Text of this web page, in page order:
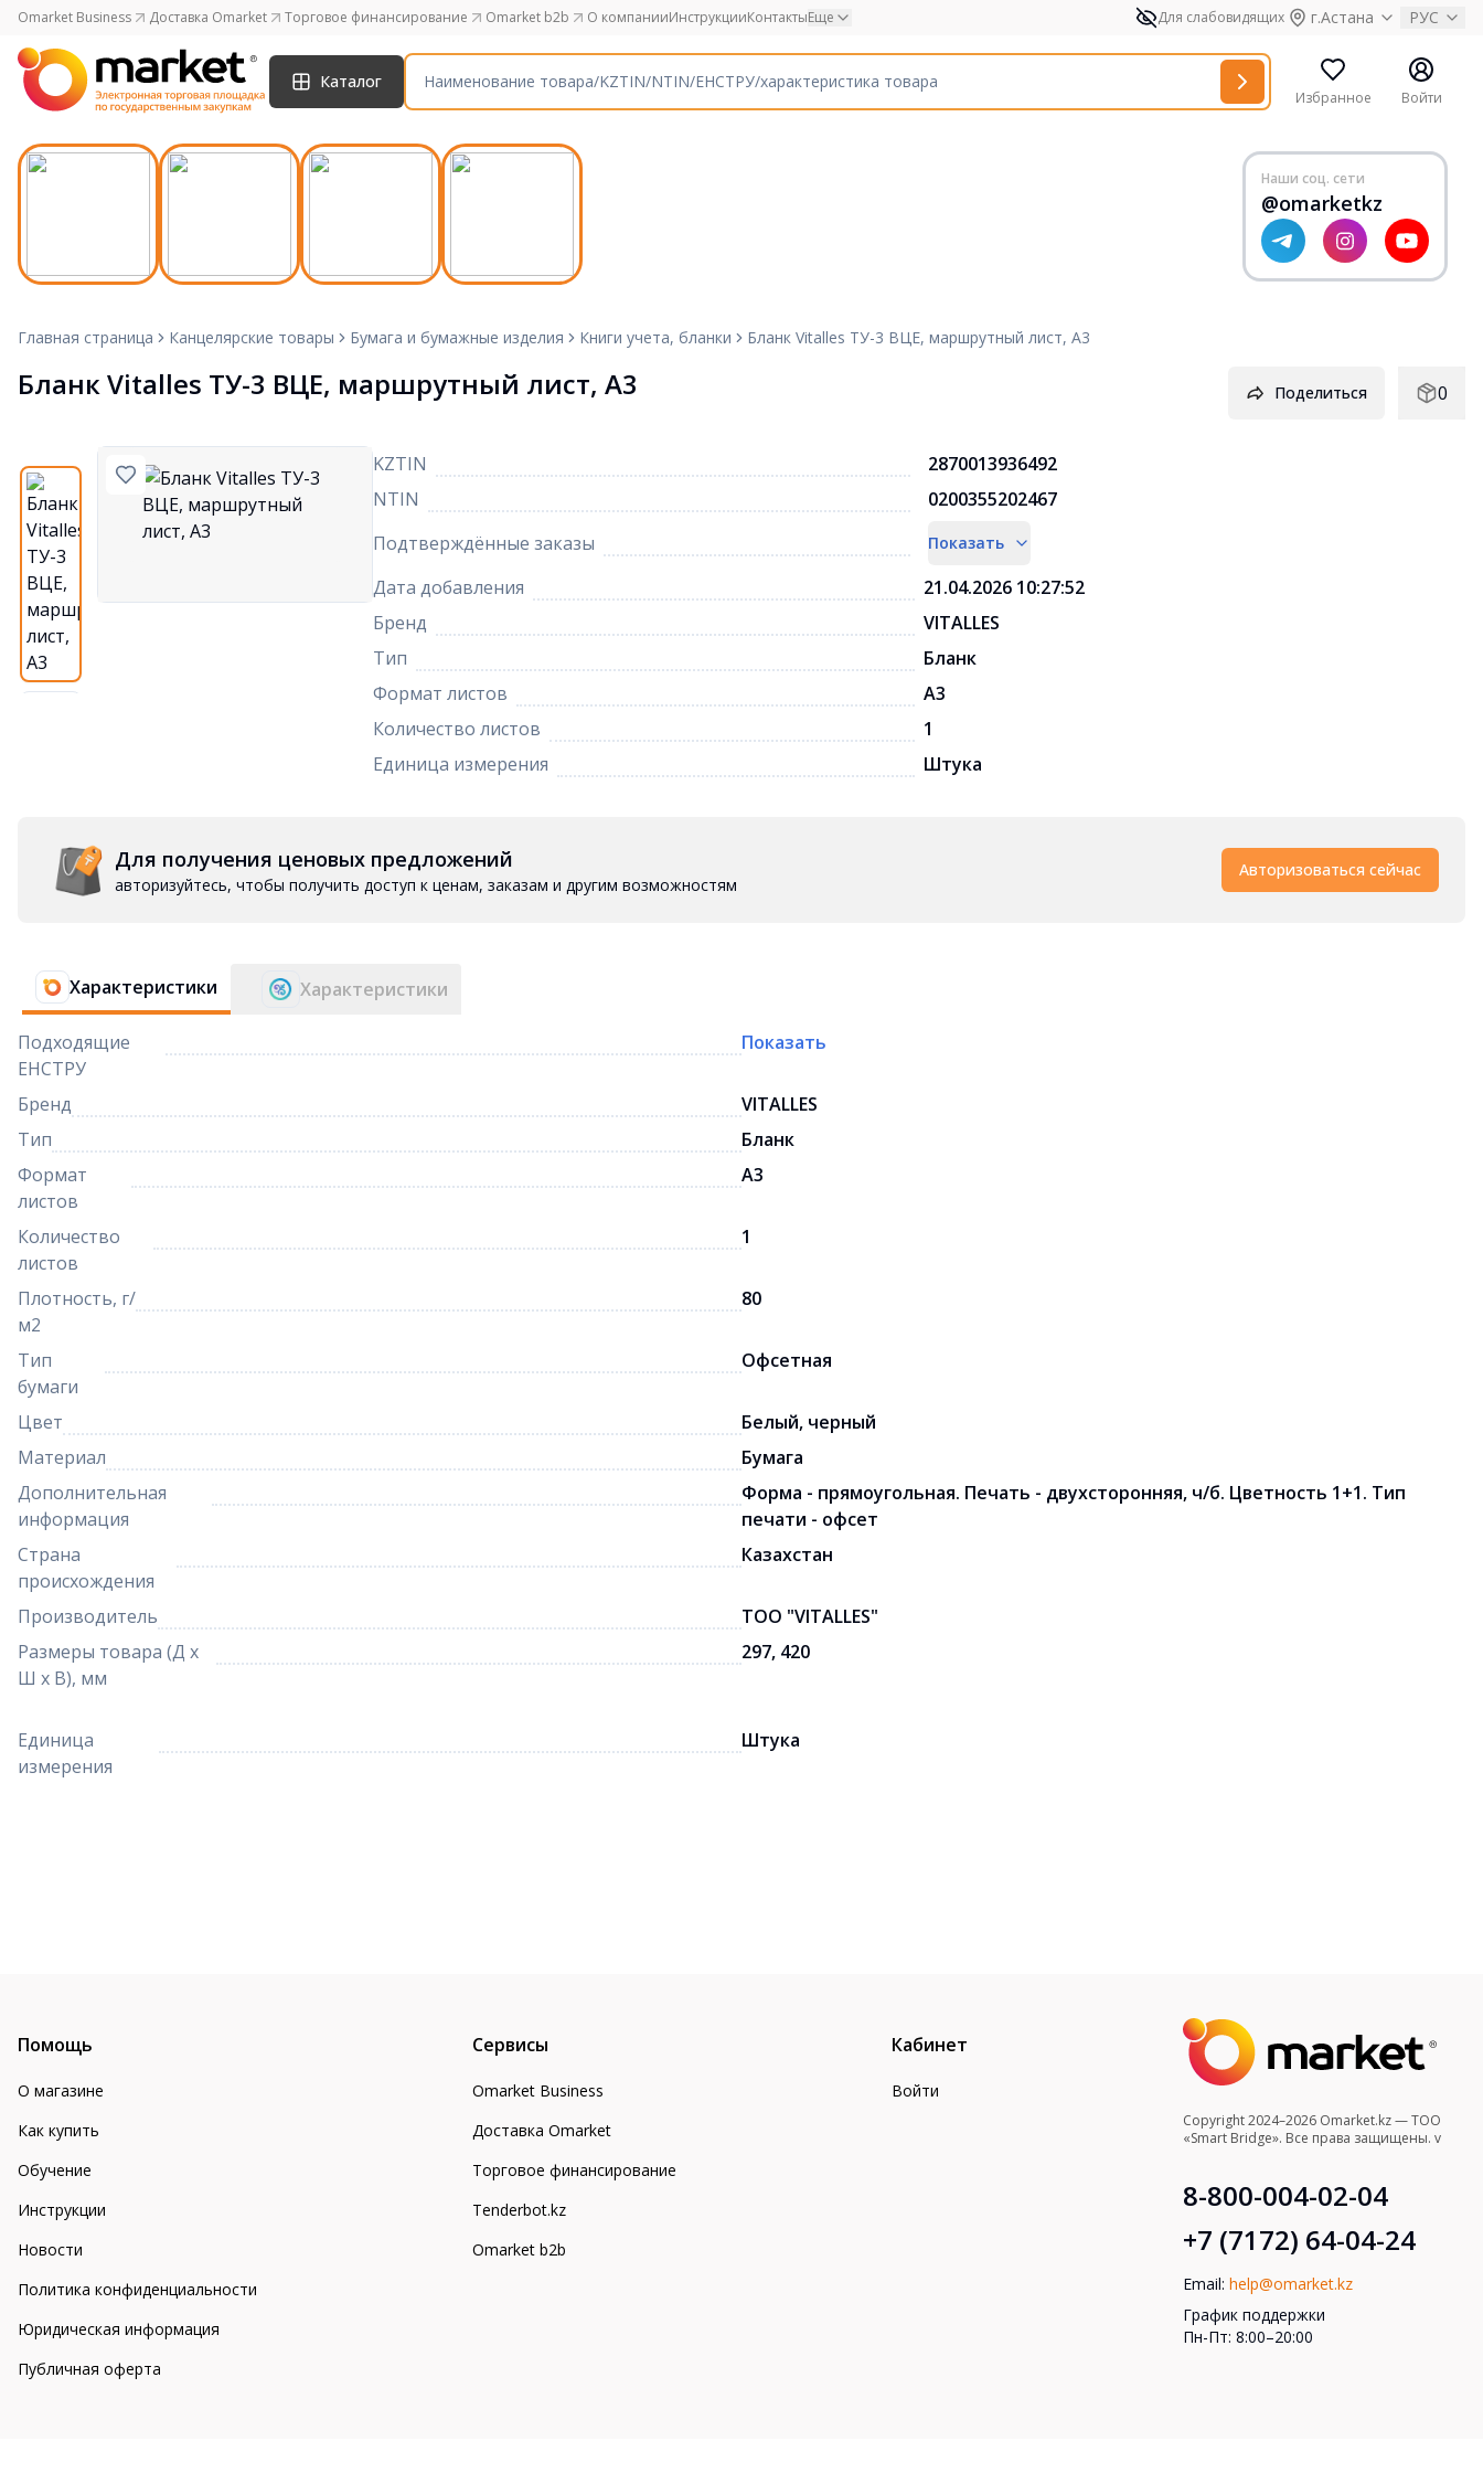
Omarket Business Доставка Omarket Торговое финансирование Omarket b2b О компанииИнструкцииКонтактыЕще Для слабовидящих г.Астана РУС
Каталог
Избранное Войти
Наши соц. сети
@omarketkz
Главная страница Канцелярские товары Бумага и бумажные изделия Книги учета, бланки Бланк Vitalles ТУ-3 ВЦЕ, маршрутный лист, А3
Бланк Vitalles ТУ-3 ВЦЕ, маршрутный лист, А3 Поделиться 0
KZTIN
2870013936492
NTIN
0200355202467
Подтверждённые заказы
Показать
Дата добавления
21.04.2026 10:27:52
Бренд
VITALLES
Тип
Бланк
Формат листов
A3
Количество листов
1
Единица измерения
Штука
Для получения ценовых предложений
авторизуйтесь, чтобы получить доступ к ценам, заказам и другим возможностям
Авторизоваться сейчас
Характеристики Характеристики
Подходящие
ЕНСТРУ
Показать
Бренд
VITALLES
Тип
Бланк
Формат
листов
A3
Количество
листов
1
Плотность, г/
м2
80
Тип
бумаги
Офсетная
Цвет
Белый, черный
Материал
Бумага
Дополнительная
информация
Форма - прямоугольная. Печать - двухсторонняя, ч/б. Цветность 1+1. Тип
печати - офсет
Страна
происхождения
Казахстан
Производитель
ТОО "VITALLES"
Размеры товара (Д х
Ш х В), мм
297, 420
Единица
измерения
Штука
Помощь
О магазине
Как купить
Обучение
Инструкции
Новости
Политика конфиденциальности
Юридическая информация
Публичная оферта
Сервисы
Omarket Business
Доставка Omarket
Торговое финансирование
Tenderbot.kz
Omarket b2b
Кабинет
Войти
Copyright 2024–2026 Omarket.kz — ТОО
«Smart Bridge». Все права защищены. v
8-800-004-02-04
+7 (7172) 64-04-24
Email: help@omarket.kz
График поддержки
Пн-Пт: 8:00–20:00